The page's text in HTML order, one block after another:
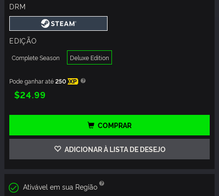
DRM
EDIÇÃO
Complete Season Deluxe Edition
Pode ganhar até250 XP
$24.99
COMPRAR
ADICIONAR À LISTA DE DESEJO
Ativável em sua Região